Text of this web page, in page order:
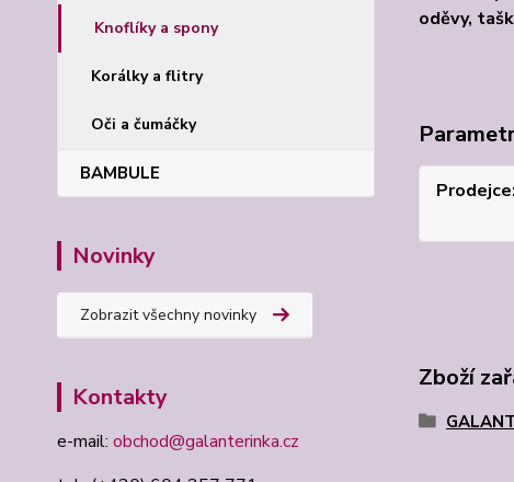
Knoflíky a spony
Korálky a flitry
Oči a čumáčky
BAMBULE
Novinky
Zobrazit všechny novinky
Kontakty
e-mail: obchod@galanterinka.cz
oděvy,
Prodejce
Zboží